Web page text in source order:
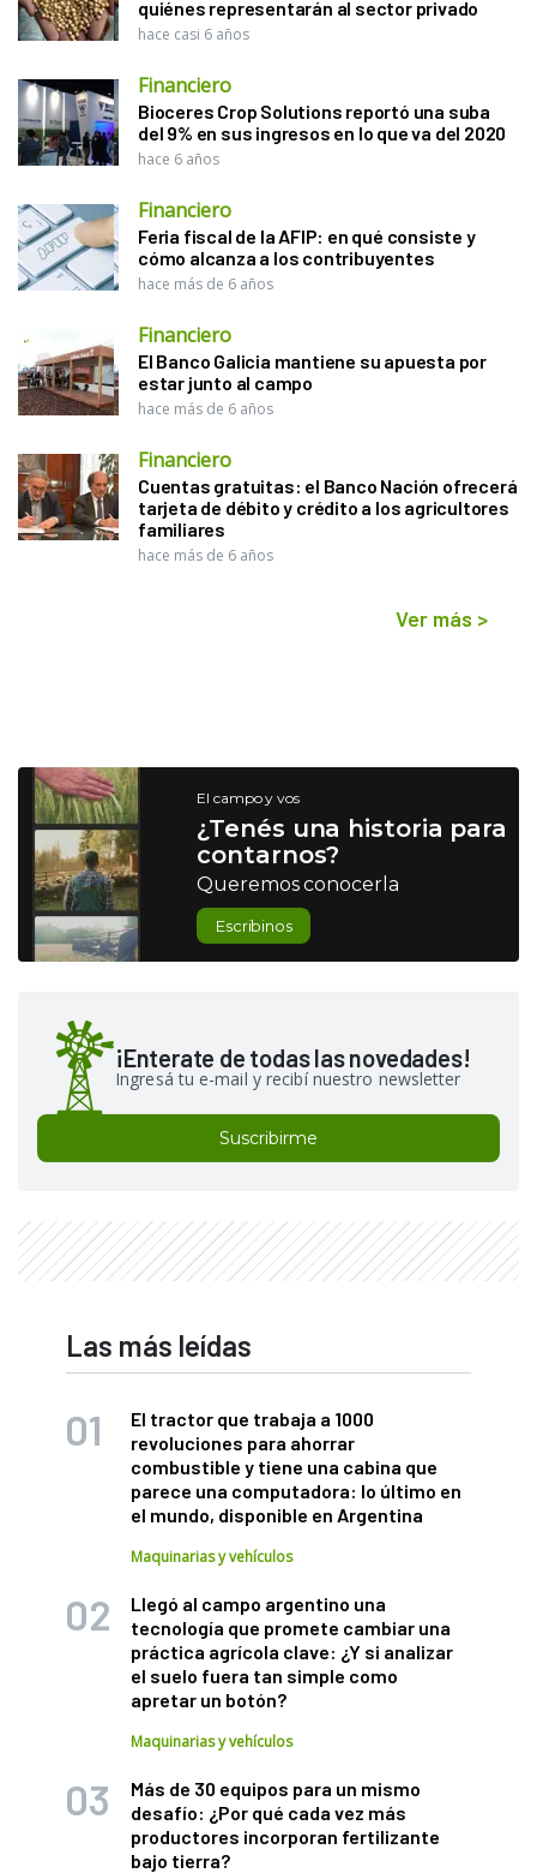
quiénes representarán al sector privado
hace casi 6 años
Financiero
Bioceres Crop Solutions reportó una suba
del 9% en sus ingresos en lo que va del 2020
hace 6 años
Financiero
Feria fiscal de la AFIP: en qué consiste y
cómo alcanza a los contribuyentes
hace más de 6 años
Financiero
El Banco Galicia mantiene su apuesta por
estar junto al campo
hace más de 6 años
Financiero
Cuentas gratuitas: el Banco Nación ofrecerá
tarjeta de débito y crédito a los agricultores
familiares
hace más de 6 años
Ver más >
El campo y vos
¿Tenés una historia para
contarnos?
Queremos conocerla
Escribinos
¡Enterate de todas las novedades!
Ingresá tu e-mail y recibí nuestro newsletter
Suscribirme
Las más leídas
El tractor que trabaja a 1000
revoluciones para ahorrar
combustible y tiene una cabina que
parece una computadora: lo último en
el mundo, disponible en Argentina
Maquinarias y vehículos
Llegó al campo argentino una
tecnología que promete cambiar una
práctica agrícola clave: ¿Y si analizar
el suelo fuera tan simple como
apretar un botón?
Maquinarias y vehículos
Más de 30 equipos para un mismo
desafío: ¿Por qué cada vez más
productores incorporan fertilizante
bajo tierra?